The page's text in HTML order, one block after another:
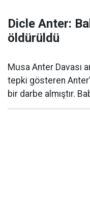
Dicle Anter:
öldürüldü
Musa Anter Davası
tepki gösteren
bir darbe almıştır.